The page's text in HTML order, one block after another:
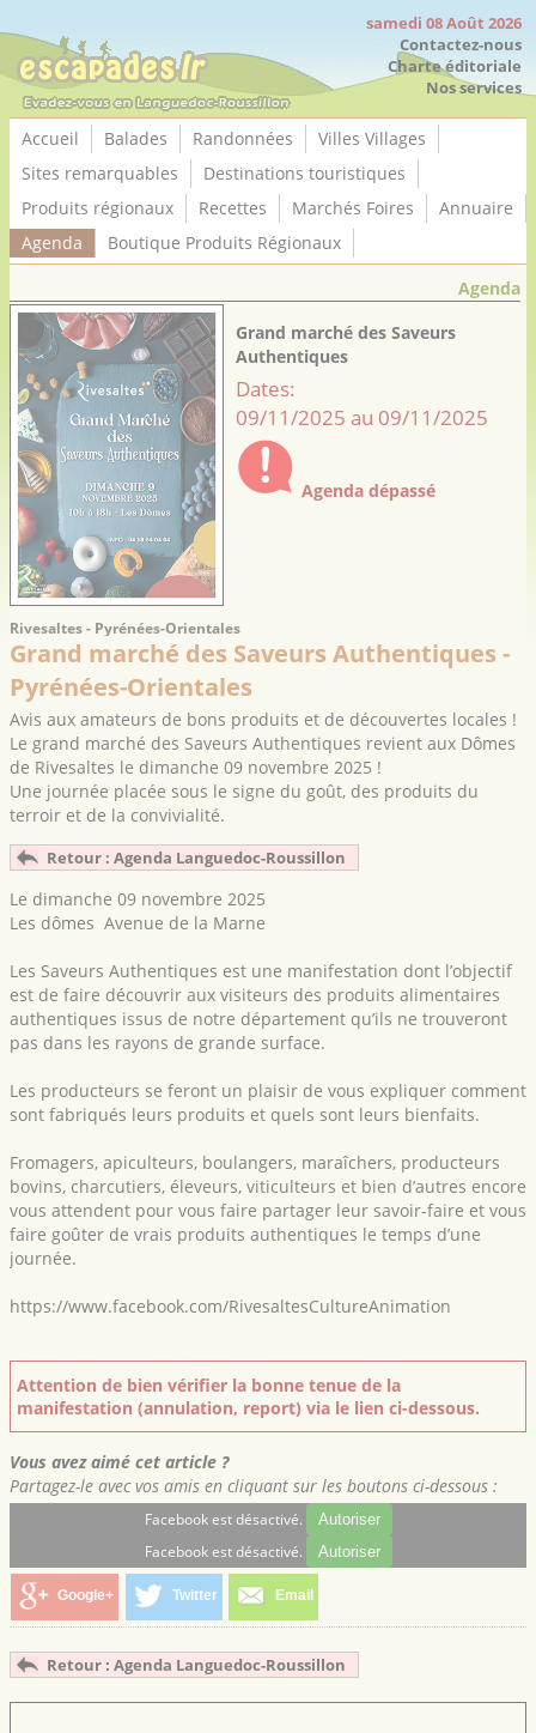
samedi 08 Août 2026
Contactez-nous
Charte éditoriale
Nos services
Accueil Balades Randonnées
Villes Villages
Sites remarquables
Destinations touristiques
Produits régionaux
Recettes Marchés Foires
Annuaire
Agenda
Boutique Produits Régionaux
Agenda
Grand marché des Saveurs
Authentiques
Dates:
09/11/2025 au 09/11/2025
Agenda dépassé
Rivesaltes - Pyrénées-Orientales
Grand marché des Saveurs Authentiques -
Pyrénées-Orientales
Avis aux amateurs de bons produits et de découvertes locales !
Le grand marché des Saveurs Authentiques revient aux Dômes
de Rivesaltes le dimanche 09 novembre 2025 !
Une journée placée sous le signe du goût, des produits du
terroir et de la convivialité.
Retour : Agenda Languedoc-Roussillon
Le dimanche 09 novembre 2025
Les dômes Avenue de la Marne
Les Saveurs Authentiques est une manifestation dont l’objectif
est de faire découvrir aux visiteurs des produits alimentaires
authentiques issus de notre département qu’ils ne trouveront
pas dans les rayons de grande surface.
Les producteurs se feront un plaisir de vous expliquer comment
sont fabriqués leurs produits et quels sont leurs bienfaits.
Fromagers, apiculteurs, boulangers, maraîchers, producteurs
bovins, charcutiers, éleveurs, viticulteurs et bien d’autres encore
vous attendent pour vous faire partager leur savoir-faire et vous
faire goûter de vrais produits authentiques le temps d’une
journée.
https://www.facebook.com/RivesaltesCultureAnimation
Attention de bien vérifier la bonne tenue de la
manifestation (annulation, report) via le lien ci-dessous.
Vous avez aimé cet article ?
Partagez-le avec vos amis en cliquant sur les boutons ci-dessous :
Facebook est désactivé. Autoriser
Facebook est désactivé. Autoriser
Google+ Twitter Email
Retour : Agenda Languedoc-Roussillon